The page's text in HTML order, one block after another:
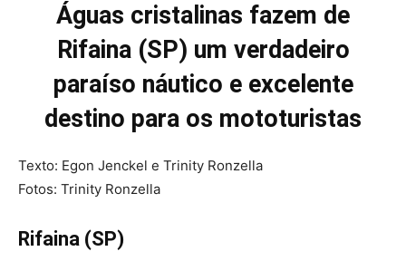
Águas cristalinas fazem de
Rifaina (SP) um verdadeiro
paraíso náutico e excelente
destino para os mototuristas
Texto: Egon Jenckel e Trinity Ronzella
Fotos: Trinity Ronzella
Rifaina (SP)